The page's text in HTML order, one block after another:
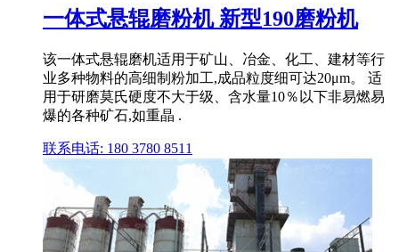
一体式悬辊磨粉机 新型190磨粉机
该一体式悬辊磨机适用于矿山、冶金、化工、建材等行
业多种物料的高细制粉加工,成品粒度细可达20μm。 适
用于研磨莫氏硬度不大于级、含水量10％以下非易燃易
爆的各种矿石,如重晶 .
联系电话: 180 3780 8511